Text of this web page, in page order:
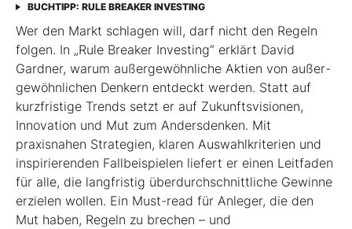
BUCHTIPP: RULE BREAKER INVESTING
Wer den Markt schlagen will, darf nicht den Regeln
folgen. In „Rule Breaker Investing“ erklärt David
Gardner, warum außergewöhnliche Aktien von außer­
gewöhnlichen Denkern entdeckt werden. Statt auf
kurzfristige Trends setzt er auf Zukunftsvisionen,
Innovation und Mut zum Andersdenken. Mit
praxisnahen Strategien, klaren Auswahlkriterien und
inspirierenden Fallbeispielen liefert er einen Leit­faden
für alle, die langfristig überdurchschnittliche Gewinne
erzielen wollen. Ein Must-read für Anleger, die den
Mut haben, Regeln zu brechen – und